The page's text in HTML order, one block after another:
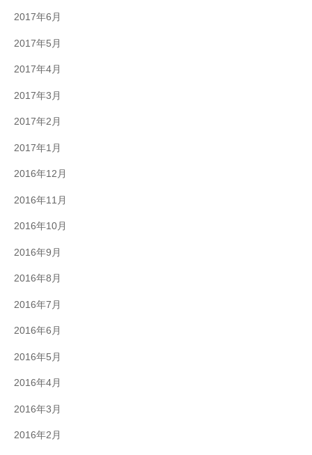
2017年6月
2017年5月
2017年4月
2017年3月
2017年2月
2017年1月
2016年12月
2016年11月
2016年10月
2016年9月
2016年8月
2016年7月
2016年6月
2016年5月
2016年4月
2016年3月
2016年2月